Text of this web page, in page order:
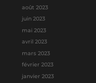
août 2023
juin 2023
mai 2023
avril 2023
mars 2023
février 2023
janvier 2023